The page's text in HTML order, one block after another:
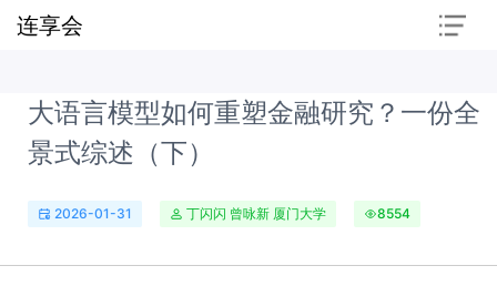
连享会
大语言模型如何重塑金融研究？一份全
景式综述（下）
2026-01-31 丁闪闪 曾咏新 厦门大学 8554